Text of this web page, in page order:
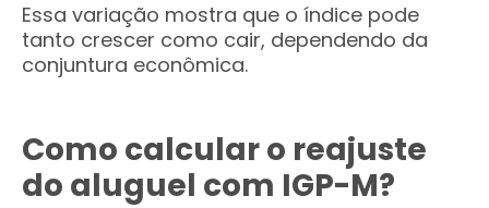
Essa variação mostra que o índice pode
tanto crescer como cair, dependendo da
conjuntura econômica.
Como calcular o reajuste
do aluguel com IGP-M?